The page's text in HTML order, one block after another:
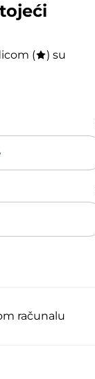
(
) su
računalu